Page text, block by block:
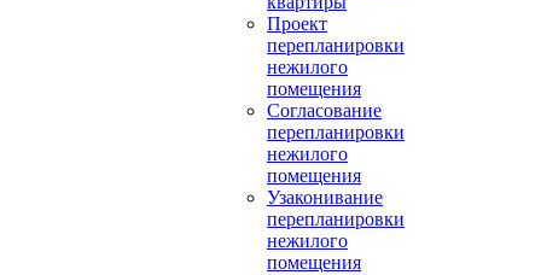
Проект
перепланировки
нежилого
помещения
Согласование
перепланировки
нежилого
помещения
Узаконивание
перепланировки
нежилого
помещения